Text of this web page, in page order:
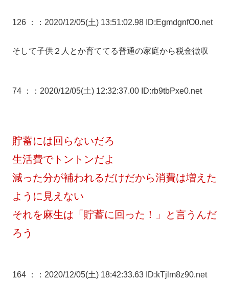
126 ： ：2020/12/05(土) 13:51:02.98 ID:EgmdgnfO0.net
そして子供２人とか育ててる普通の家庭から税金徴収
74 ： ：2020/12/05(土) 12:32:37.00 ID:rb9tbPxe0.net
貯蓄には回らないだろ
生活費でトントンだよ
減った分が補われるだけだから消費は増えた
ように見えない
それを麻生は「貯蓄に回った！」と言うんだ
ろう
164 ： ：2020/12/05(土) 18:42:33.63 ID:kTjlm8z90.net